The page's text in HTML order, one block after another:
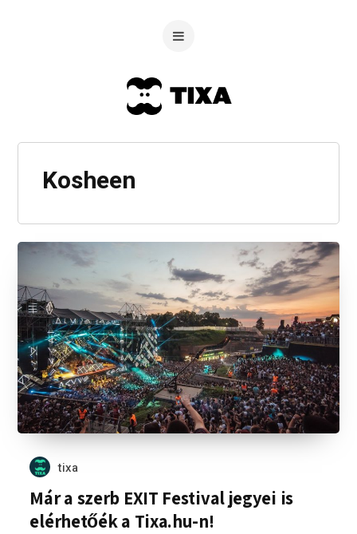
Kosheen
tixa
Már a szerb EXIT Festival jegyei is
elérhetőék a Tixa.hu-n!